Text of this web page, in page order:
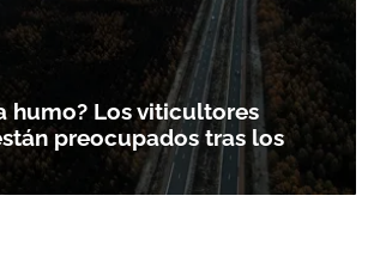
humo? Los viticultores
preocupados tras los